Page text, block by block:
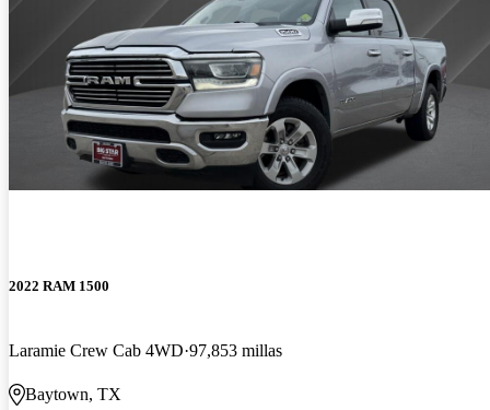
2022 RAM 1500
Laramie Crew Cab 4WD 97,853 millas
Baytown, TX